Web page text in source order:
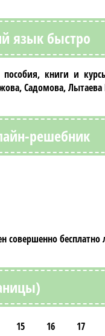
язык быстро
пособия, книги и
Садомова,
решебник
совершенно
15 16 17